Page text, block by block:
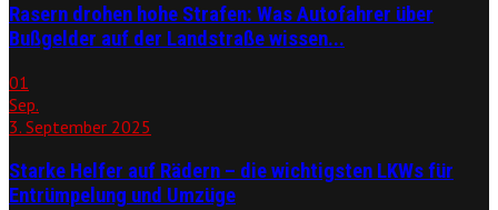
Rasern drohen hohe Strafen: Was Autofahrer über
Bußgelder auf der Landstraße wissen...
01
Sep.
3. September 2025
Starke Helfer auf Rädern – die wichtigsten LKWs für
Entrümpelung und Umzüge